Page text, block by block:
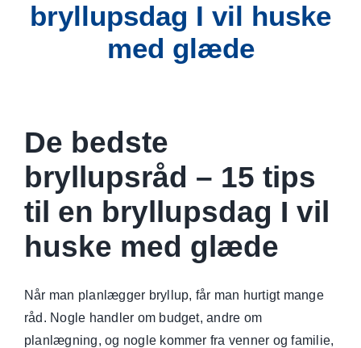
Bestil din sky
bryllupsdag I vil huske
med glæde
De bedste
bryllupsråd – 15 tips
til en bryllupsdag I vil
huske med glæde
Når man planlægger bryllup, får man hurtigt mange
råd. Nogle handler om budget, andre om
planlægning, og nogle kommer fra venner og familie,